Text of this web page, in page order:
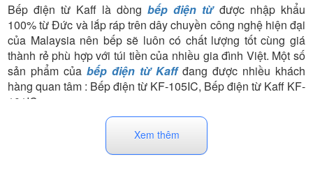
Bếp điện từ Kaff là dòng bếp điện từđược nhập khẩu
100% từ Đức và lắp ráp trên dây chuyền công nghệ hiện đại
của Malaysia nên bếp sẽ luôn có chất lượng tốt cùng giá
thành rẻ phù hợp với túi tiền của nhiều gia đình Việt. Một số
sản phẩm của bếp điện từ Kaffđang được nhiều khách
hàng quan tâm : Bếp điện từ KF-105IC, Bếp điện từ Kaff KF-
101IC...
Xem thêm